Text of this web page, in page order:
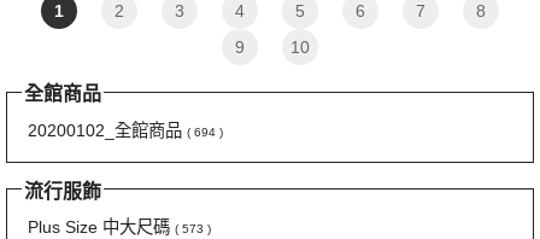
1 2 3 4 5 6 7
8
9
10
全館商品
20200102_全館商品 ( 694 )
流行服飾
Plus Size 中大尺碼 ( 573 )